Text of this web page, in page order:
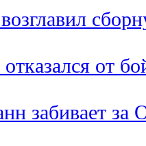
от
забивает за